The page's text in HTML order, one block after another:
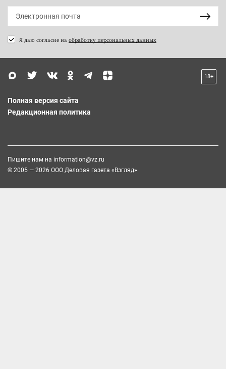
Я даю согласие на обработку персональных данных
18+
Полная версия сайта
Редакционная политика
Пишите нам на information@vz.ru
© 2005 — 2026 ООО Деловая газета «Взгляд»